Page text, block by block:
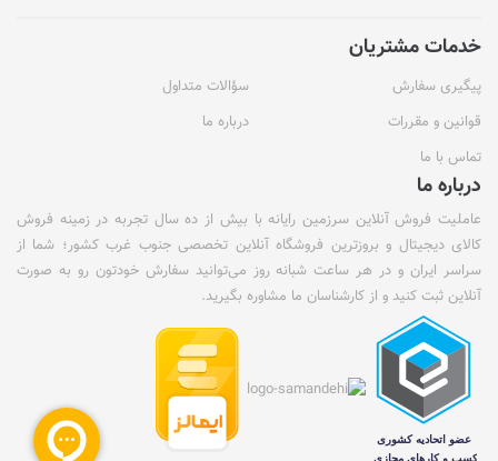
خدمات مشتریان
پیگیری سفارش
سؤالات متداول
قوانین و مقررات
درباره ما
تماس با ما
درباره ما
عاملیت فروش آنلاین سرزمین رایانه با بیش از ده سال تجربه در زمینه فروش
کالای دیجیتال و بروزترین فروشگاه آنلاین تخصصی جنوب غرب کشور؛ شما از
سراسر ایران و در هر ساعت شبانه روز می‌توانید سفارش خودتون رو به صورت
آنلاین ثبت کنید و از کارشناسان ما مشاوره بگیرید.